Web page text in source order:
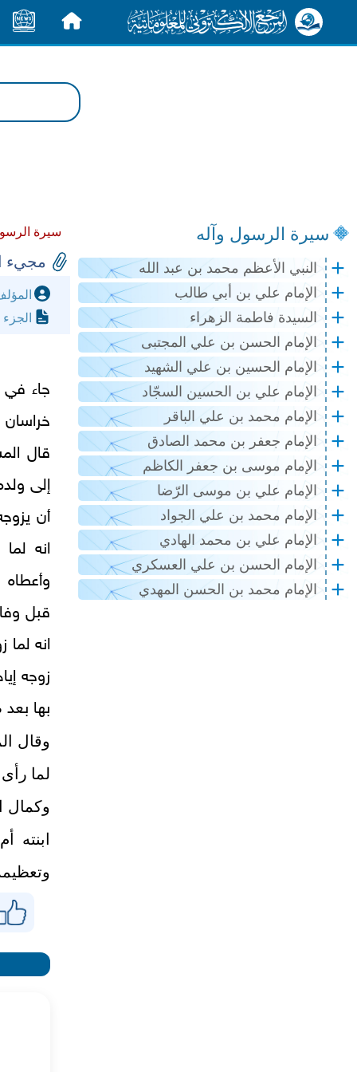
سيرة الرسول وآله
النبي الأعظم محمد بن عبد الله
الإمام علي بن أبي طالب
السيدة فاطمة الزهراء
الإمام الحسن بن علي المجتبى
الإمام الحسين بن علي الشهيد
الإمام علي بن الحسين السجّاد
الإمام محمد بن علي الباقر
الإمام جعفر بن محمد الصادق
الإمام موسى بن جعفر الكاظم
الإمام علي بن موسى الرّضا
الإمام محمد بن علي الجواد
الإمام علي بن محمد الهادي
الإمام الحسن بن علي العسكري
الإمام محمد بن الحسن المهدي
سيرة
مجيء
جاء في
خراسان
قال
إلى
أن
انه
قبل
انه
زوجه
بها
وقال
لما
وكمال
ابنته